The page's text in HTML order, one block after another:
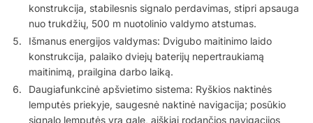
konstrukcija, stabilesnis signalo perdavimas, stipri apsauga
nuo trukdžių, 500 m nuotolinio valdymo atstumas.
Išmanus energijos valdymas: Dvigubo maitinimo laido
konstrukcija, palaiko dviejų baterijų nepertraukiamą
maitinimą, prailgina darbo laiką.
Daugiafunkcinė apšvietimo sistema: Ryškios naktinės
lemputės priekyje, saugesnė naktinė navigacija; posūkio
signalo lemputės yra gale, aiškiai rodančios navigacijos